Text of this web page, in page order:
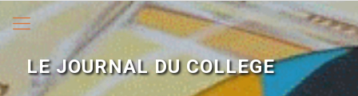
LE JOURNAL DU COLLEGE